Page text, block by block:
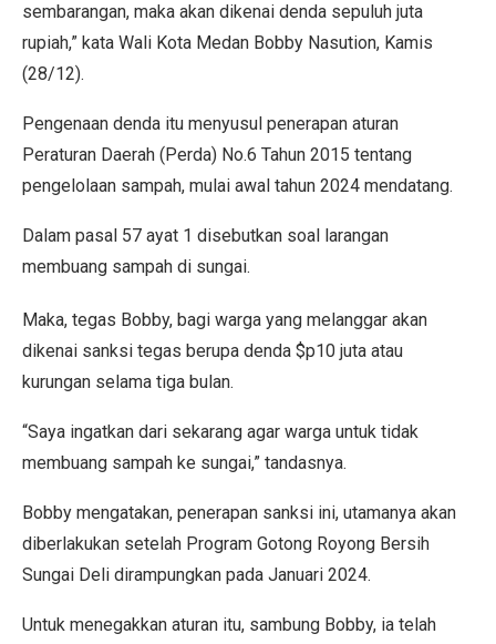
sembarangan, maka akan dikenai denda sepuluh juta
rupiah,” kata Wali Kota Medan Bobby Nasution, Kamis
(28/12).
Pengenaan denda itu menyusul penerapan aturan
Peraturan Daerah (Perda) No.6 Tahun 2015 tentang
pengelolaan sampah, mulai awal tahun 2024 mendatang.
Dalam pasal 57 ayat 1 disebutkan soal larangan
membuang sampah di sungai.
Maka, tegas Bobby, bagi warga yang melanggar akan
dikenai sanksi tegas berupa denda $p10 juta atau
kurungan selama tiga bulan.
“Saya ingatkan dari sekarang agar warga untuk tidak
membuang sampah ke sungai,” tandasnya.
Bobby mengatakan, penerapan sanksi ini, utamanya akan
diberlakukan setelah Program Gotong Royong Bersih
Sungai Deli dirampungkan pada Januari 2024.
Untuk menegakkan aturan itu, sambung Bobby, ia telah